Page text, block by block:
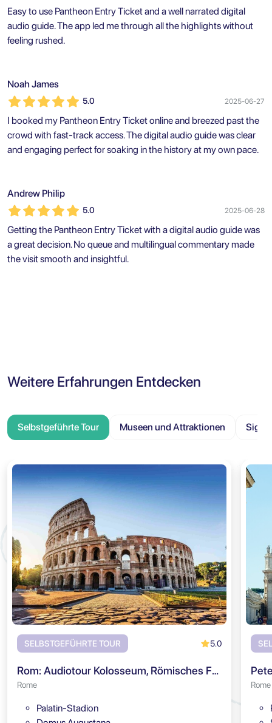
Easy to use Pantheon Entry Ticket and a well narrated digital
audio guide. The app led me through all the highlights without
feeling rushed.
Noah James
5.0 2025-06-27
I booked my Pantheon Entry Ticket online and breezed past the
crowd with fast-track access. The digital audio guide was clear
and engaging perfect for soaking in the history at my own pace.
Andrew Philip
5.0 2025-06-28
Getting the Pantheon Entry Ticket with a digital audio guide was
a great decision. No queue and multilingual commentary made
the visit smooth and insightful.
Weitere Erfahrungen Entdecken
Selbstgeführte Tour Museen und Attraktionen
SELBSTGEFÜHRTE TOUR 5.0
Rom: Audiotour Kolosseum, Römisches Forum & Palatin
Rome
Palatin-Stadion
Rome